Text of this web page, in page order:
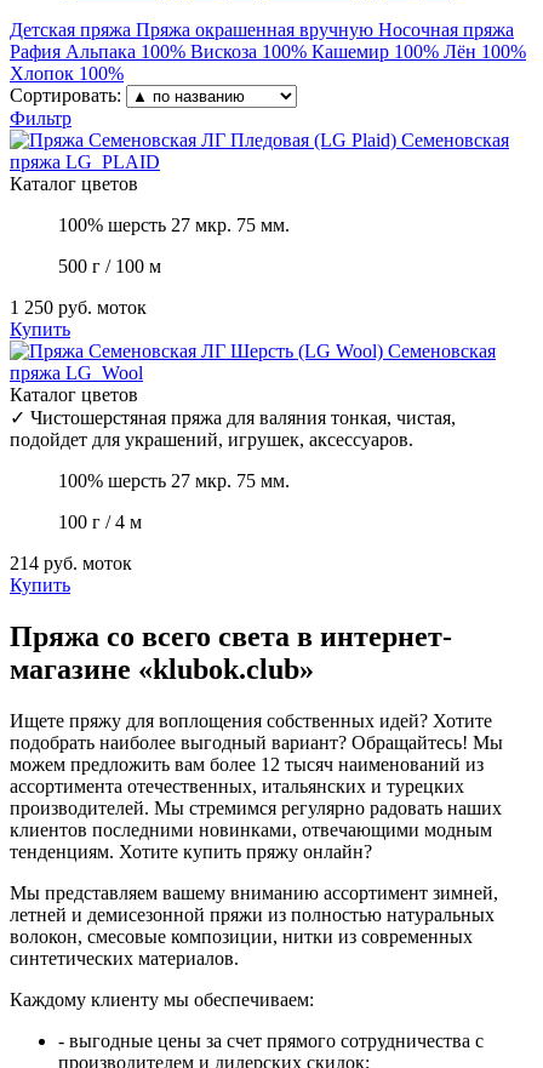
Детская пряжа Пряжа окрашенная вручную Носочная пряжа
Рафия Альпака 100% Вискоза 100% Кашемир 100% Лён 100%
Хлопок 100%
Сортировать:
Фильтр
Семеновская
пряжа LG_PLAID
Каталог цветов
100% шерсть 27 мкр. 75 мм.
500 г / 100 м
1 250 руб. моток
Купить
Семеновская
пряжа LG_Wool
Каталог цветов
✓ Чистошерстяная пряжа для валяния тонкая, чистая,
подойдет для украшений, игрушек, аксессуаров.
100% шерсть 27 мкр. 75 мм.
100 г / 4 м
214 руб. моток
Купить
Пряжа со всего света в интернет-
магазине «klubok.club»
Ищете пряжу для воплощения собственных идей? Хотите
подобрать наиболее выгодный вариант? Обращайтесь! Мы
можем предложить вам более 12 тысяч наименований из
ассортимента отечественных, итальянских и турецких
производителей. Мы стремимся регулярно радовать наших
клиентов последними новинками, отвечающими модным
тенденциям. Хотите купить пряжу онлайн?
Мы представляем вашему вниманию ассортимент зимней,
летней и демисезонной пряжи из полностью натуральных
волокон, смесовые композиции, нитки из современных
синтетических материалов.
Каждому клиенту мы обеспечиваем:
- выгодные цены за счет прямого сотрудничества с
производителем и дилерских скидок;